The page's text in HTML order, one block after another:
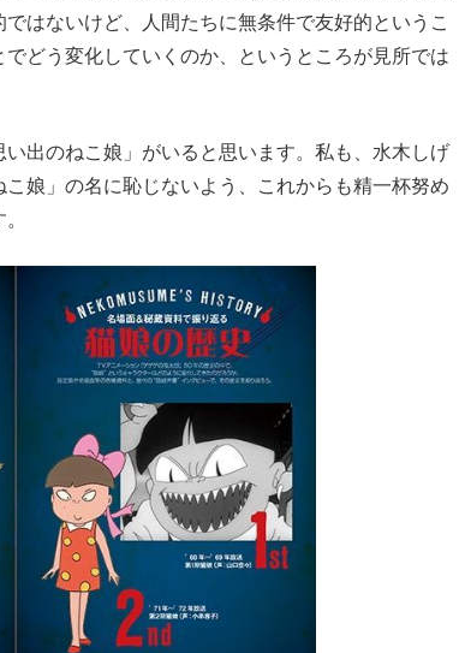
はないけど、人間たちに無条件で友好的というこ
どう変化していくのか、というところが見所では
出のねこ娘」がいると思います。私も、水木しげ
娘」の名に恥じないよう、これからも精一杯努め